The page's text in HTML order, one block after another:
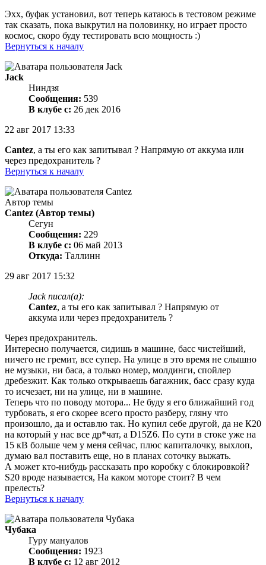
Эхх, буфак установил, вот теперь катаюсь в тестовом режиме
так сказать, пока выкрутил на половинку, но играет просто
космос, скоро буду тестировать всю мощность :)
Вернуться к началу
Jack
Ниндзя
Сообщения: 539
В клубе с: 26 дек 2016
22 авг 2017 13:33
Cantez, а ты его как запитывал ? Напрямую от аккума или
через предохранитель ?
Вернуться к началу
Автор темы
Cantez (Автор темы)
Сегун
Сообщения: 229
В клубе с: 06 май 2013
Откуда: Таллинн
29 авг 2017 15:32
Jack писал(а):
Cantez, а ты его как запитывал ? Напрямую от
аккума или через предохранитель ?
Через предохранитель.
Интересно получается, сидишь в машине, басс чистейший,
ничего не гремит, все супер. На улице в это время не слышно
не музыки, ни баса, а только номер, молдинги, спойлер
дребезжит. Как только открываешь багажник, басс сразу куда
то исчезает, ни на улице, ни в машине.
Теперь что по поводу мотора... Не буду я его ближайший год
турбовать, я его скорее всего просто разберу, гляну что
произошло, да и оставлю так. Но купил себе другой, да не К20
на который у нас все др*чат, а D15Z6. По сути в стоке уже на
15 кВ больше чем у меня сейчас, плюс капиталочку, выхлоп,
думаю вал поставить еще, но в планах соточку выжать.
А может кто-нибудь рассказать про коробку с блокировкой?
S20 вроде называется, На каком моторе стоит? В чем
прелесть?
Вернуться к началу
Чубака
Гуру мануалов
Сообщения: 1923
В клубе с: 12 авг 2012